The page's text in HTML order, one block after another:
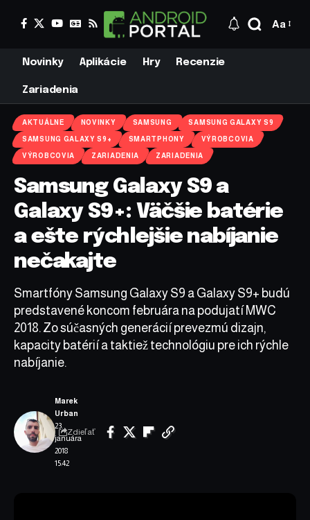
Aa
Novinky Aplikácie Hry Recenzie
Zariadenia
AKTUÁLNE NOVINKY SAMSUNG SAMSUNG GALAXY S9
SAMSUNG GALAXY S9+ SMARTPHONY VÝROBCOVIA
VÝROBCOVIA ZARIADENIA ZARIADENIA
Samsung Galaxy S9 a
Galaxy S9+: Väčšie batérie
a ešte rýchlejšie nabíjanie
nečakajte
Smartfóny Samsung Galaxy S9 a Galaxy S9+ budú
predstavené koncom februára na podujatí MWC
2018. Zo súčasných generácií prevezmú dizajn,
kapacity batérií a taktiež technológiu pre ich rýchle
nabíjanie.
23.
januára
2018
15:42
Marek
Urban
Zdieľať